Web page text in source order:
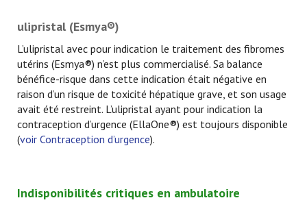
ulipristal (Esmya®)
L’ulipristal avec pour indication le traitement des fibromes
utérins (Esmya®) n’est plus commercialisé. Sa balance
bénéfice-risque dans cette indication était négative en
raison d’un risque de toxicité hépatique grave, et son usage
avait été restreint. L’ulipristal ayant pour indication la
contraception d’urgence (EllaOne®) est toujours disponible
(voir Contraception d’urgence).
Indisponibilités critiques en ambulatoire